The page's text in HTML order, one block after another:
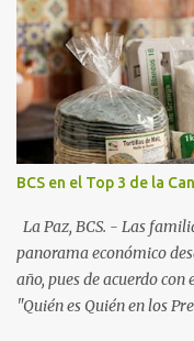
una derrama económica
este periodo vacacional
que supera el 70% . Sin
norte del estado.
impresionante 89% de
creciente en el turismo
consolidados y
picos del 79% en Año
54%. "Estamos viendo
vienen por el lujo de Los
BCS en el Top 3 de la
La Paz, BCS. - Las
panorama económico
año, pues de acuerdo
"Quién es Quién en los